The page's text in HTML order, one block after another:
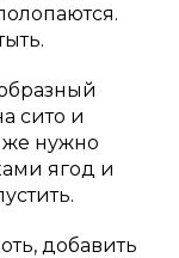
сито и
же нужно
ягод и
добавить